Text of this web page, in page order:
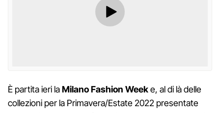
È partita ieri laMilano Fashion Weeke, al di là delle
collezioni per la Primavera/Estate 2022 presentate